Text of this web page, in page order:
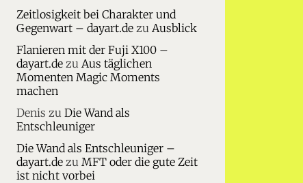
Zeitlosigkeit bei Charakter und
Gegenwart – dayart.dezu Ausblick
Flanieren mit der Fuji X100 –
dayart.dezu Aus täglichen
Momenten Magic Moments
machen
Denis zu Die Wand als
Entschleuniger
Die Wand als Entschleuniger –
dayart.dezu MFT oder die gute Zeit
ist nicht vorbei